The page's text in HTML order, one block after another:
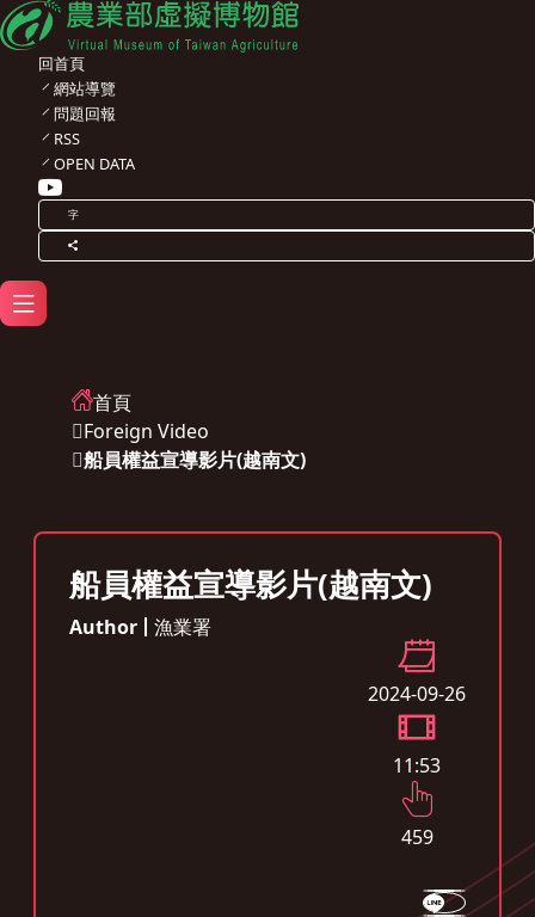
回首頁
網站導覽
問題回報
RSS
OPEN DATA
字
首頁
Foreign Video
船員權益宣導影片(越南文)
船員權益宣導影片(越南文)
Author 漁業署
2024-09-26
11:53
459